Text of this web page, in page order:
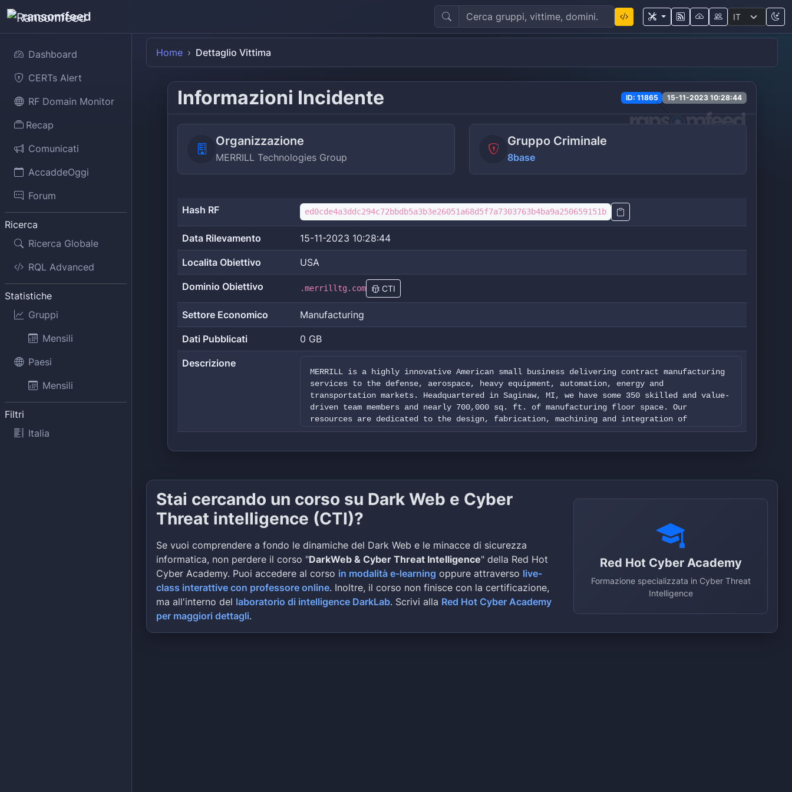
ransomfeed
Dashboard
CERTs Alert
RF Domain Monitor
Recap
Comunicati
AccaddeOggi
Forum
Ricerca
Ricerca Globale
RQL Advanced
Statistiche
Gruppi
Mensili
Paesi
Mensili
Filtri
Italia
Home Dettaglio Vittima
Informazioni Incidente ID: 11865 15-11-2023 10:28:44
Organizzazione
MERRILL Technologies Group
Gruppo Criminale
8base
Hash RF ed0cde4a3ddc294c72bbdb5a3b3e26051a68d5f7a7303763b4ba9a250659151b
Data Rilevamento 15-11-2023 10:28:44
Localita Obiettivo USA
Dominio Obiettivo .merrilltg.com CTI
Settore Economico Manufacturing
Dati Pubblicati 0 GB
Descrizione
MERRILL is a highly innovative American small business delivering contract manufacturing
services to the defense, aerospace, heavy equipment, automation, energy and
transportation markets. Headquartered in Saginaw, MI, we have some 350 skilled and value-
driven team members and nearly 700,000 sq. ft. of manufacturing floor space. Our
resources are dedicated to the design, fabrication, machining and integration of
components, systems and programs. If you need it, MERRILL can make it merrilltgXXXX
Stai cercando un corso su Dark Web e Cyber
Threat intelligence (CTI)?
Se vuoi comprendere a fondo le dinamiche del Dark Web e le minacce di sicurezza
informatica, non perdere il corso "DarkWeb & Cyber Threat Intelligence" della Red Hot
Cyber Academy. Puoi accedere al corso in modalità e-learning oppure attraverso live-
class interattive con professore online. Inoltre, il corso non finisce con la certificazione,
ma all'interno del laboratorio di intelligence DarkLab. Scrivi alla Red Hot Cyber Academy
per maggiori dettagli.
Red Hot Cyber Academy
Formazione specializzata in Cyber Threat
Intelligence